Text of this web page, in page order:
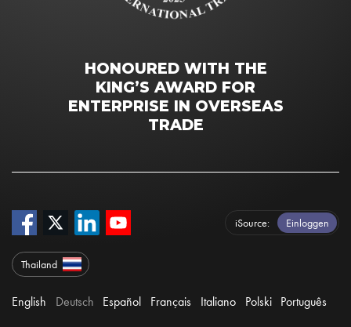
HONOURED WITH THE
KING’S AWARD FOR
ENTERPRISE IN OVERSEAS
TRADE
iSource Einloggen
Thailand
English Deutsch Español Français Italiano Polski Português